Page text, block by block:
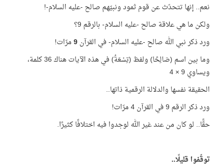
نعم.. إنها تتحدّث عن قوم ثمود ونبيّهم صالح -عليه السلام-!
ولكن ما هي علاقة صالح -عليه السلام- بالرقم 9؟
ورد ذكر نبي الله صالح -عليه السلام- في القرآن9مرّات!
وما بين اسم (صَالِحًا) ولفظ (تِسْعَةُ) في هذه الآيات هناك 36 كلمة،
ويساوي 9 × 4
الحقيقة نفسها والدلالة الرقمية ذاتها..
ورد ذكر الرقم 9 في القرآن 4 مرّات!
حقًّا.. لو كان من عند غير الله لوجدوا فيه اختلافًا كثيرًا.
توقّفوا قليلًا..